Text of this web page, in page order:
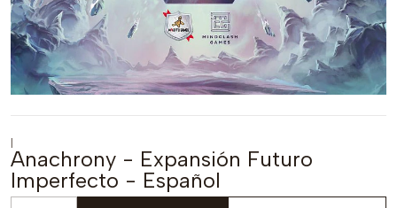
|
Anachrony - Expansión Futuro
Imperfecto - Español